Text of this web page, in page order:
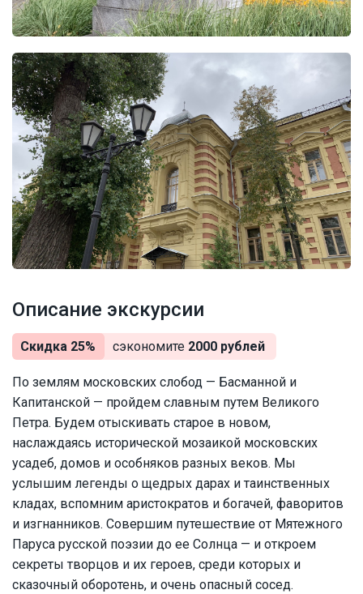
Описание экскурсии
Скидка 25% сэкономите 2000 рублей
По землям московских слобод — Басманной и
Капитанской — пройдем славным путем Великого
Петра. Будем отыскивать старое в новом,
наслаждаясь исторической мозаикой московских
усадеб, домов и особняков разных веков. Мы
услышим легенды о щедрых дарах и таинственных
кладах, вспомним аристократов и богачей, фаворитов
и изгнанников. Совершим путешествие от Мятежного
Паруса русской поэзии до ее Солнца — и откроем
секреты творцов и их героев, среди которых и
сказочный оборотень, и очень опасный сосед.